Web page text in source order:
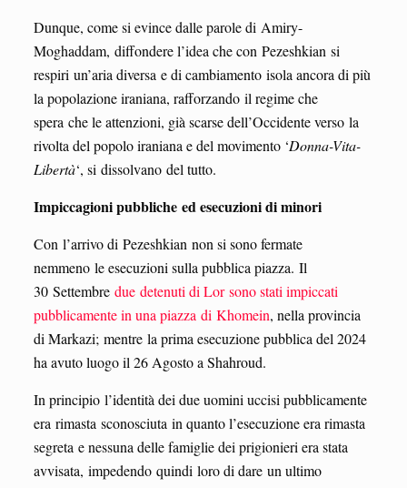
Dunque, come si evince dalle parole di Amiry-
Moghaddam, diffondere l’idea che con Pezeshkian si
respiri un’aria diversa e di cambiamento isola ancora di più
la popolazione iraniana, rafforzando il regime che
spera che le attenzioni, già scarse dell’Occidente verso la
rivolta del popolo iraniana e del movimento ‘Donna-Vita-
Libertà‘, si dissolvano del tutto.
Impiccagioni pubbliche ed esecuzioni di minori
Con l’arrivo di Pezeshkian non si sono fermate
nemmeno le esecuzioni sulla pubblica piazza. Il
30 Settembre due detenuti di Lor sono stati impiccati
pubblicamente in una piazza di Khomein, nella provincia
di Markazi; mentre la prima esecuzione pubblica del 2024
ha avuto luogo il 26 Agosto a Shahroud.
In principio l’identità dei due uomini uccisi pubblicamente
era rimasta sconosciuta in quanto l’esecuzione era rimasta
segreta e nessuna delle famiglie dei prigionieri era stata
avvisata, impedendo quindi loro di dare un ultimo